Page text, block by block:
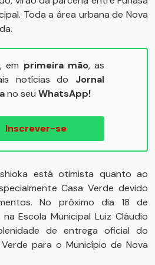
Toda a área urbana de Nova
em primeira mão, as
notícias do Jornal
no seu WhatsApp!
Inscrever-se
está otimista quanto ao
Casa Verde devido
No próximo dia 18 de
Escola Municipal Luiz Cláudio
de entrega oficial do
para o Município de Nova